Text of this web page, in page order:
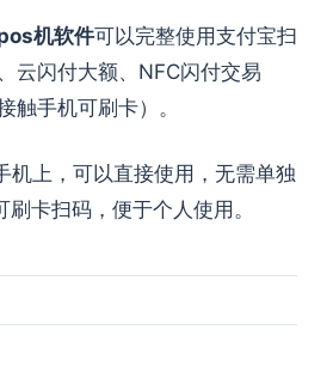
机软件可以完整使用支付宝扫
云闪付大额、 NFC闪付交易
触手机可刷卡）。
机上 ， 可以直接使用 ， 无需单独
刷卡扫码 ， 便于个人使用 。